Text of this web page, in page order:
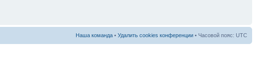
Наша команда • Удалить cookies конференции • Часовой пояс: UTC